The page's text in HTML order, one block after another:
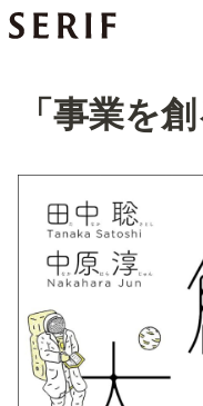
「事業を